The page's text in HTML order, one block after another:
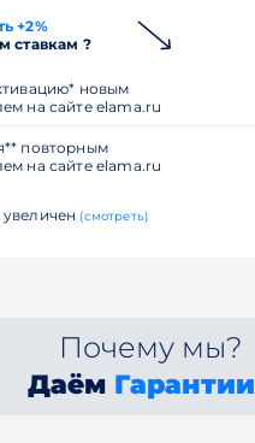
+2%
ставкам ?
новым
на сайте elama.ru
повторным
на сайте elama.ru
(смотреть)
Почему мы?
Даём Гарантии